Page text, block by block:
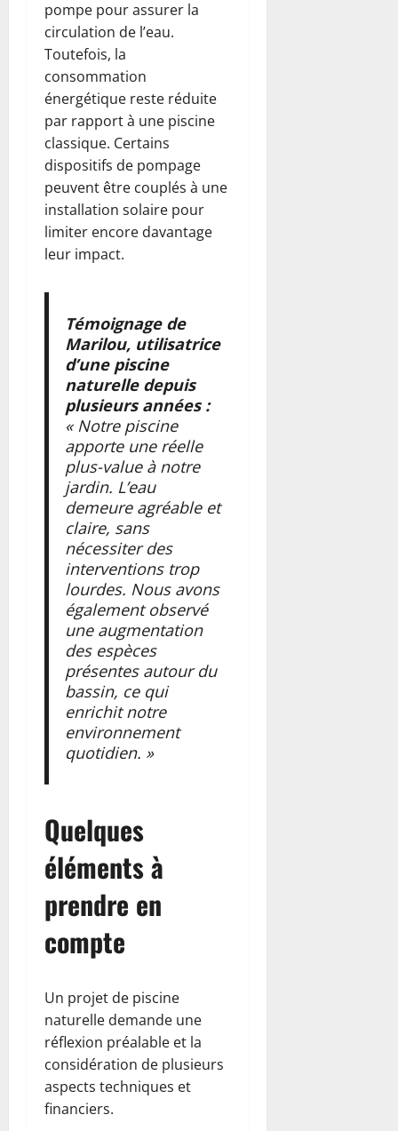
pompe pour assurer la
circulation de l’eau.
Toutefois, la
consommation
énergétique reste réduite
par rapport à une piscine
classique. Certains
dispositifs de pompage
peuvent être couplés à une
installation solaire pour
limiter encore davantage
leur impact.
Témoignage de
Marilou, utilisatrice
d’une piscine
naturelle depuis
plusieurs années :
« Notre piscine
apporte une réelle
plus-value à notre
jardin. L’eau
demeure agréable et
claire, sans
nécessiter des
interventions trop
lourdes. Nous avons
également observé
une augmentation
des espèces
présentes autour du
bassin, ce qui
enrichit notre
environnement
quotidien. »
Quelques
éléments à
prendre en
compte
Un projet de piscine
naturelle demande une
réflexion préalable et la
considération de plusieurs
aspects techniques et
financiers.